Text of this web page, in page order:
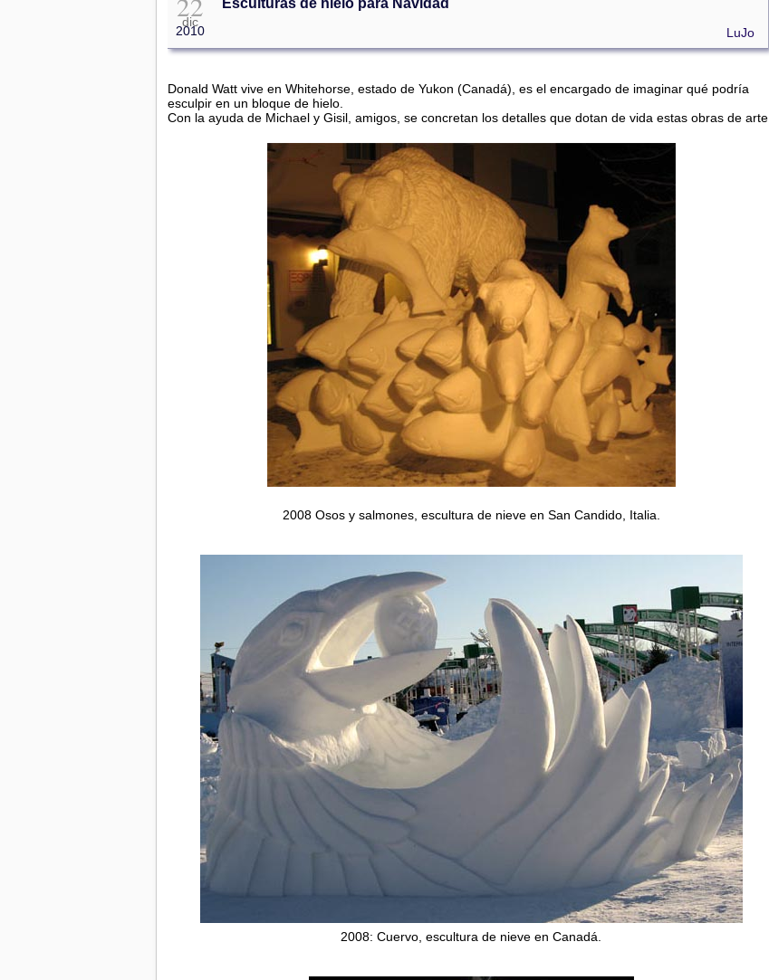
dic
2010
Esculturas de hielo para Navidad
LuJo
Donald Watt vive en Whitehorse, estado de Yukon (Canadá), es el encargado de imaginar qué podría
esculpir en un bloque de hielo.
Con la ayuda de Michael y Gisil, amigos, se concretan los detalles que dotan de vida estas obras de arte.
2008 Osos y salmones, escultura de nieve en San Candido, Italia.
2008: Cuervo, escultura de nieve en Canadá.